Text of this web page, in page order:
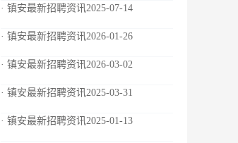
· 镇安最新招聘资讯2025-07-14
· 镇安最新招聘资讯2026-01-26
· 镇安最新招聘资讯2026-03-02
· 镇安最新招聘资讯2025-03-31
· 镇安最新招聘资讯2025-01-13